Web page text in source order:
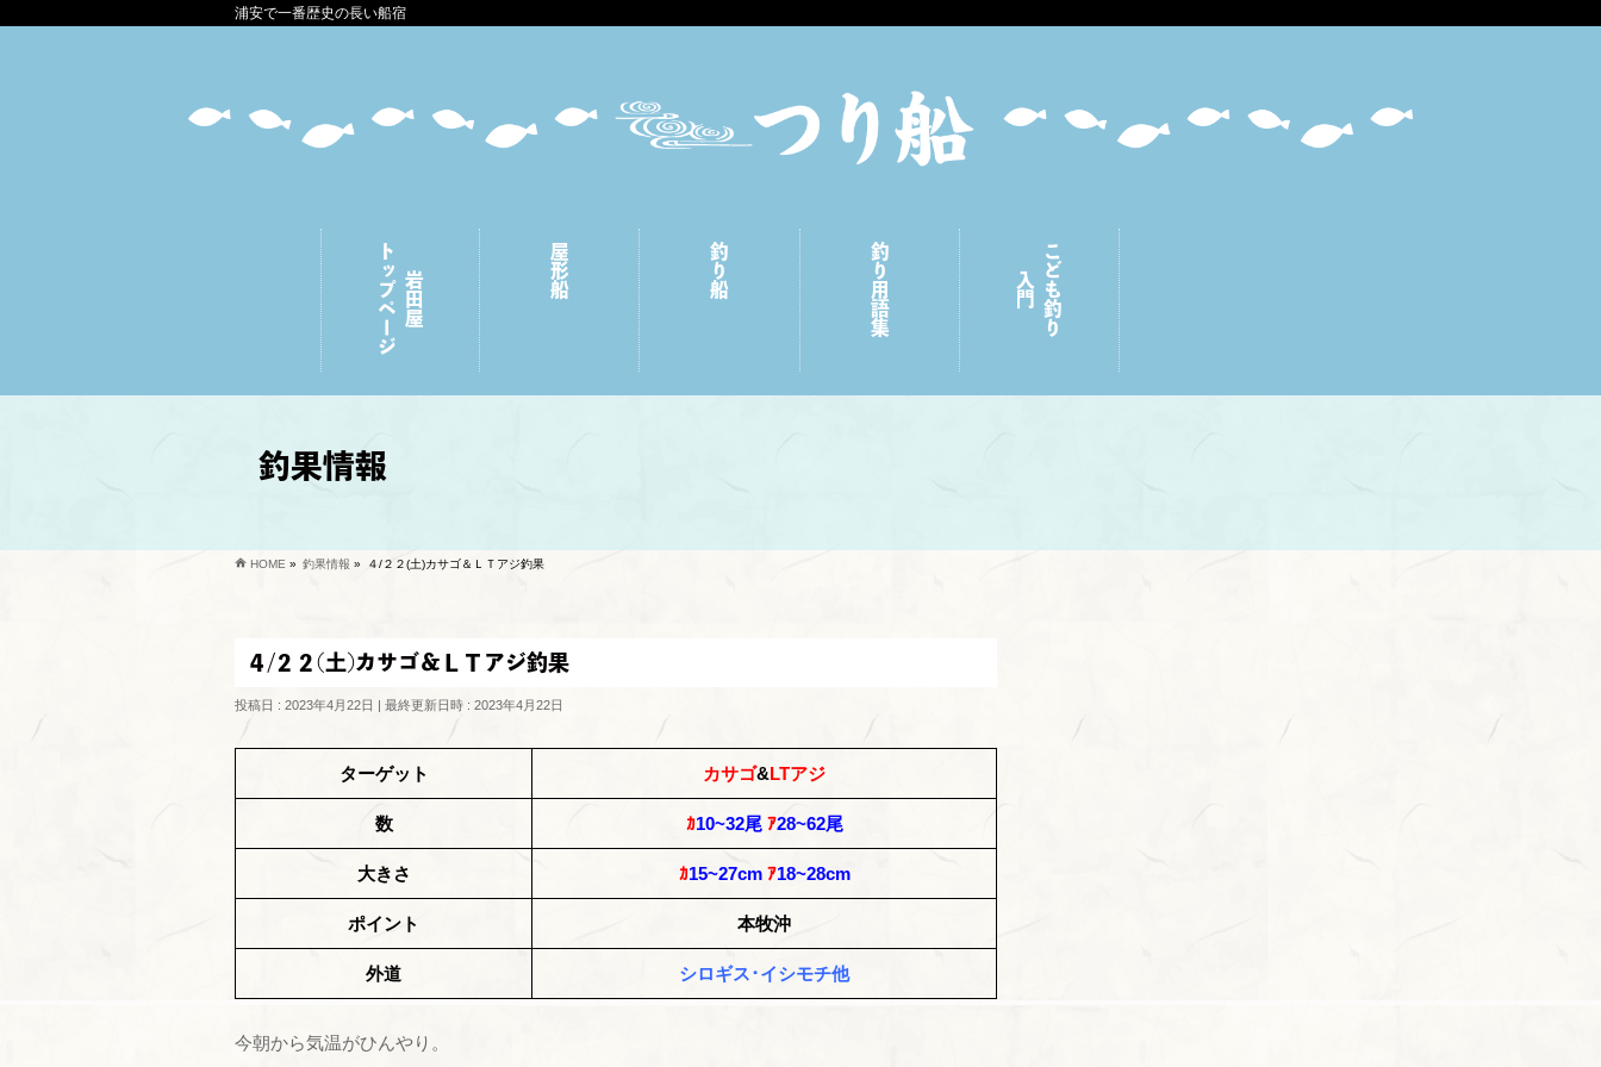
浦安で一番歴史の長い船宿
岩田屋
トップページ 屋形船 釣り船 釣り用語集 こども釣り
入門
釣果情報
HOME » 釣果情報 » ４/２２(土)カサゴ＆ＬＴアジ釣果
４/２２(土)カサゴ＆ＬＴアジ釣果
投稿日 : 2023年4月22日 最終更新日時 : 2023年4月22日
ターゲット カサゴ&LTアジ
数 ｶ10~32尾 ｱ28~62尾
大きさ ｶ15~27cm ｱ18~28cm
ポイント 本牧沖
外道 シロギス･イシモチ他
今朝から気温がひんやり。